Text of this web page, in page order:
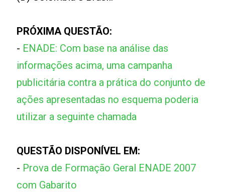
PRÓXIMA QUESTÃO:
- ENADE: Com base na análise das
informações acima, uma campanha
publicitária contra a prática do conjunto de
ações apresentadas no esquema poderia
utilizar a seguinte chamada
QUESTÃO DISPONÍVEL EM:
- Prova de Formação Geral ENADE 2007
com Gabarito